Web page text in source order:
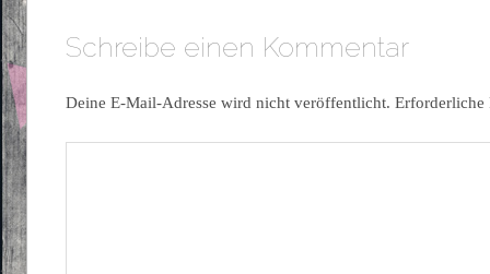
Schreibe einen Kommentar
Deine E-Mail-Adresse wird nicht veröffentlicht.